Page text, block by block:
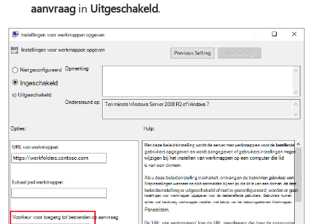
aanvraag in Uitgeschakeld.